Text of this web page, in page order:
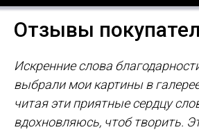
Отзывы
Искренние слова
выбрали мои картины в
читая эти приятные сердцу
вдохновляюсь, чтоб творить.